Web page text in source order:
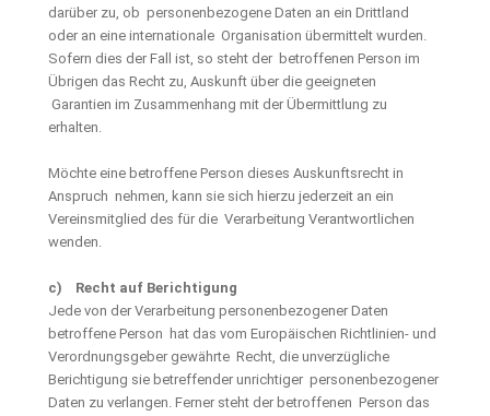
darüber zu, ob personenbezogene Daten an ein Drittland
oder an eine internationale Organisation übermittelt wurden.
Sofern dies der Fall ist, so steht der betroffenen Person im
Übrigen das Recht zu, Auskunft über die geeigneten
Garantien im Zusammenhang mit der Übermittlung zu
erhalten.
Möchte eine betroffene Person dieses Auskunftsrecht in
Anspruch nehmen, kann sie sich hierzu jederzeit an ein
Vereinsmitglied des für die Verarbeitung Verantwortlichen
wenden.
c) Recht auf Berichtigung
Jede von der Verarbeitung personenbezogener Daten
betroffene Person hat das vom Europäischen Richtlinien- und
Verordnungsgeber gewährte Recht, die unverzügliche
Berichtigung sie betreffender unrichtiger personenbezogener
Daten zu verlangen. Ferner steht der betroffenen Person das